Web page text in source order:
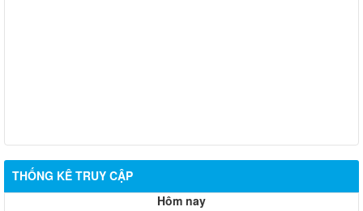
THỐNG KÊ TRUY CẬP
Hôm nay
Thông báo về việc tuyển dụng viên chức năm 2026
Thông báo tuyển chọn tổ chức và cá nhân chủ trì thực hiện
nhiệm vụ khoa học và công nghệ cấp thành phố sử dụng ngân